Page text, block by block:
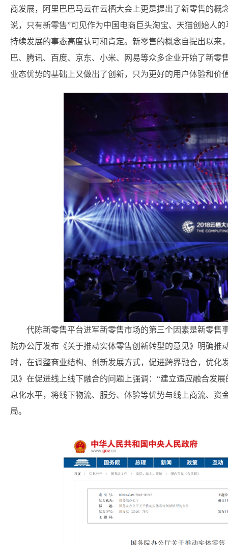
商发展，阿里巴巴马云在云栖大会上更是提出了新零售的概
说，只有新零售”可见作为中国电商巨头淘宝、天猫创始人
持续发展的事态高度认可和肯定。新零售的概念自提出以来
巴、腾讯、百度、京东、小米、网易等众多企业开始了新
业态优势的基础上又做出了创新，只为更好的用户体验和价
代陈新零售平台进军新零售市场的第三个因素是新零售
院办公厅发布《关于推动实体零售创新转型的意见》明确
时，在调整商业结构、创新发展方式，促进跨界融合，优
见》在促进线上线下融合的问题上强调：“建立适应融合发
息化水平，将线下物流、服务、体验等优势与线上商流、
局。